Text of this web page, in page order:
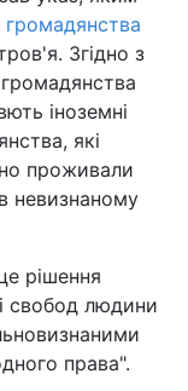
Згідно з
іноземні
які
проживали
невизнаному
рішення
свобод людини
права".